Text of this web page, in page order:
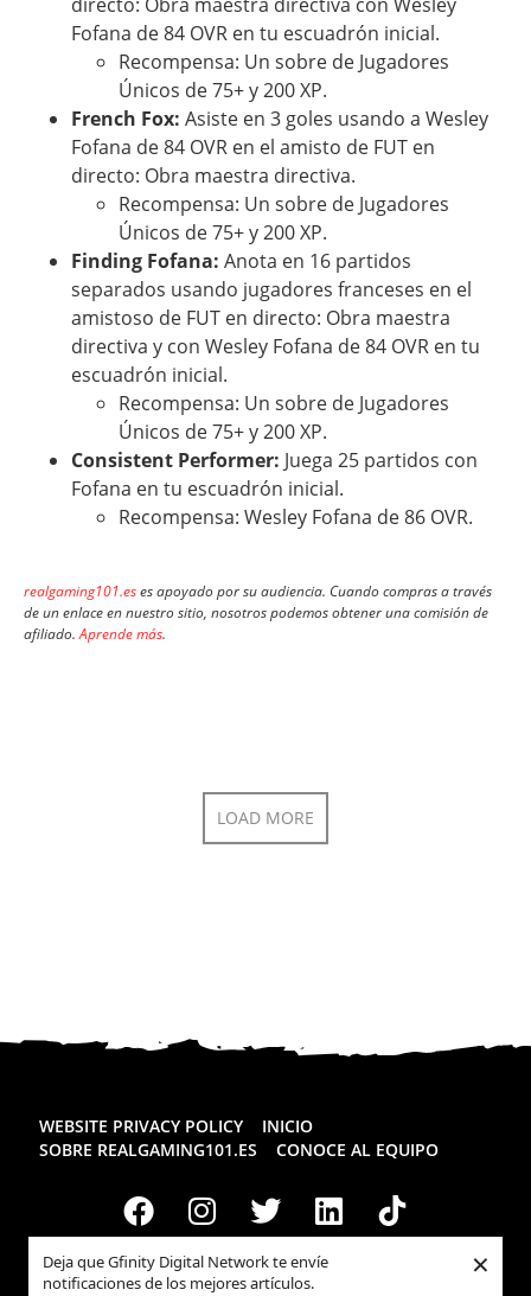
Deja que Gfinity Digital Network te envíe
notificaciones de los mejores artículos.
×
Fofana de 84 OVR en tu escuadrón inicial.
Recompensa: Un sobre de Jugadores
Únicos de 75+ y 200 XP.
French Fox: Asiste en 3 goles usando a Wesley
Fofana de 84 OVR en el amisto de FUT en
directo: Obra maestra directiva.
Recompensa: Un sobre de Jugadores
Únicos de 75+ y 200 XP.
Finding Fofana: Anota en 16 partidos
separados usando jugadores franceses en el
amistoso de FUT en directo: Obra maestra
directiva y con Wesley Fofana de 84 OVR en tu
escuadrón inicial.
Recompensa: Un sobre de Jugadores
Únicos de 75+ y 200 XP.
Consistent Performer: Juega 25 partidos con
Fofana en tu escuadrón inicial.
Recompensa: Wesley Fofana de 86 OVR.
realgaming101.eses apoyado por su audiencia. Cuando compras a través
de un enlace en nuestro sitio, nosotros podemos obtener una comisión de
afiliado.Aprende más.
LOAD MORE
WEBSITE PRIVACY POLICY
INICIO
SOBRE REALGAMING101.ES
CONOCE AL EQUIPO
Todos los derechos reservadosRealgaming.es